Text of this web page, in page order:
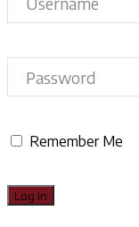
Remember Me